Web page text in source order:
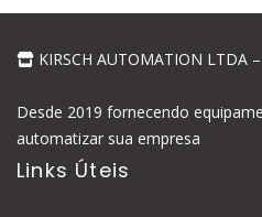
KIRSCH AUTOMATION LTDA
Desde 2019 fornecendo
automatizar sua empresa
Links Úteis